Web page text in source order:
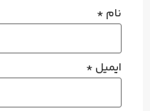
نام *
ایمیل *